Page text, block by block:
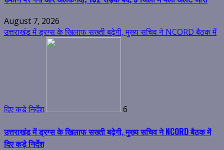
August 7, 2026
उत्तराखंड में ड्रग्स के खिलाफ सख्ती बढ़ेगी, मुख्य सचिव ने NCORD बैठक में
दिए कड़े निर्देश 6
उत्तराखंड में ड्रग्स के खिलाफ सख्ती बढ़ेगी, मुख्य सचिव ने NCORD बैठक में
दिए कड़े निर्देश